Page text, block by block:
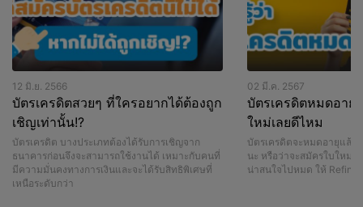
12 มิ.ย. 2566
บัตรเครดิตสวยๆ ที่ใครอยากได้ต้องถูก
เชิญเท่านั้น!?
บัตรเครดิต บางประเภทต้องได้รับการเชิญจาก
ธนาคารก่อนจึงจะสามารถใช้งานได้ เหมาะกับคนที่
มีความมั่นคงทางการเงินและจะได้รับสิทธิพิเศษที่
เหนือระดับกว่า
02 มี.ค. 2567
บัตรเครดิตหมดอายุ
ใหม่เลยดีไหม
บัตรเครดิตจะหมดอายุแล้ว
นะ หรือว่าจะสมัครใบใหม่ไ
น่าสนใจไปหมด ให้ Refinn